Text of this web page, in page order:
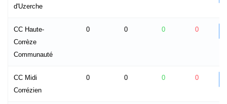
d'Uzerche
CC Haute-
Corrèze
Communauté
0 0 0 0
CC Midi
Corrézien
0 0 0 0